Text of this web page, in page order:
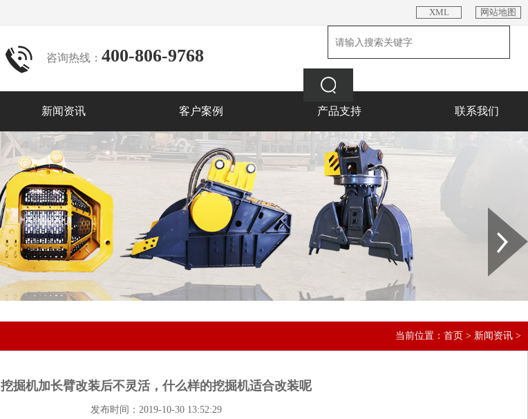
网站地图
XML
咨询热线： 400-806-9768
新闻资讯 客户案例 产品支持 联系我们
Next
当前位置： 首页 > 新闻资讯>
挖掘机加长臂改装后不灵活，什么样的挖掘机适合改装呢
发布时间：2019-10-30 13:52:29